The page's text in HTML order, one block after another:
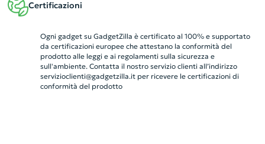
Certificazioni
Ogni gadget su GadgetZilla è certificato al 100% e supportato
da certificazioni europee che attestano la conformità del
prodotto alle leggi e ai regolamenti sulla sicurezza e
sull'ambiente. Contatta il nostro servizio clienti all’indirizzo
servizioclienti@gadgetzilla.itper ricevere le certificazioni di
conformità del prodotto